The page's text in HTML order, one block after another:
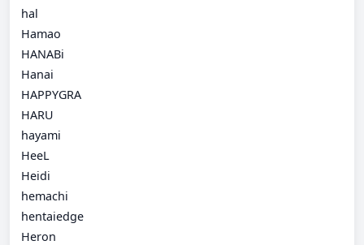
hal
Hamao
HANABi
Hanai
HAPPYGRA
HARU
hayami
HeeL
Heidi
hemachi
hentaiedge
Heron